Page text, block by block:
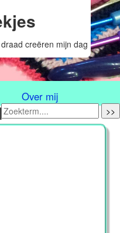
creëren mijn dag
Over mij
>>